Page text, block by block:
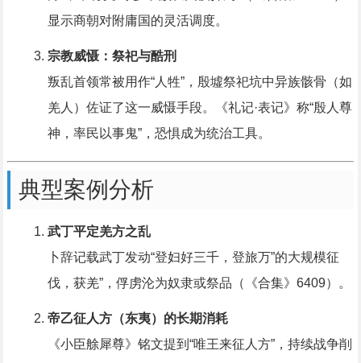
显示商朝对附庸国的灵活调度。
宗教威慑：祭祀与酷刑
叛乱首领常被用作“人牲”，殷墟祭祀坑中异族骸骨（如
羌人）佐证了这一威慑手段。《礼记·表记》称“殷人尊
神，率民以事鬼”，恐惧成为统治工具。
典型案例分析
武丁平定羌方之乱
卜辞记载武丁发动“登妇好三千，登旅万”的大规模征
伐，获羌”，俘虏沦为奴隶或祭品（《合集》6409）。
帝乙征人方（东夷）的长期消耗
《小臣艅犀尊》铭文提到“唯王来征人方”，持续战争削